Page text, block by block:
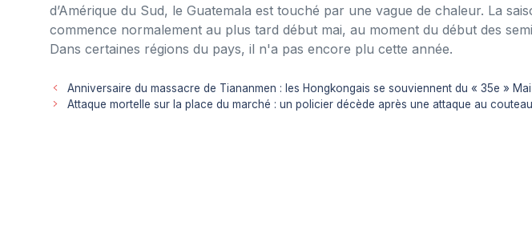
d’Amérique du Sud, le Guatemala est touché par une vague de chaleur. La
commence normalement au plus tard début mai, au moment du début des
Dans certaines régions du pays, il n'a pas encore plu cette année.
Anniversaire du massacre de Tiananmen : les Hongkongais se souviennent du « 35e »
Attaque mortelle sur la place du marché : un policier décède après une attaque au